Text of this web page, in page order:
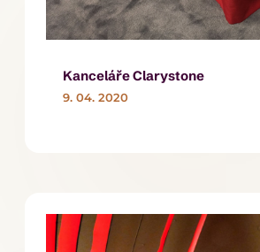
Kanceláře Clarystone
9. 04. 2020